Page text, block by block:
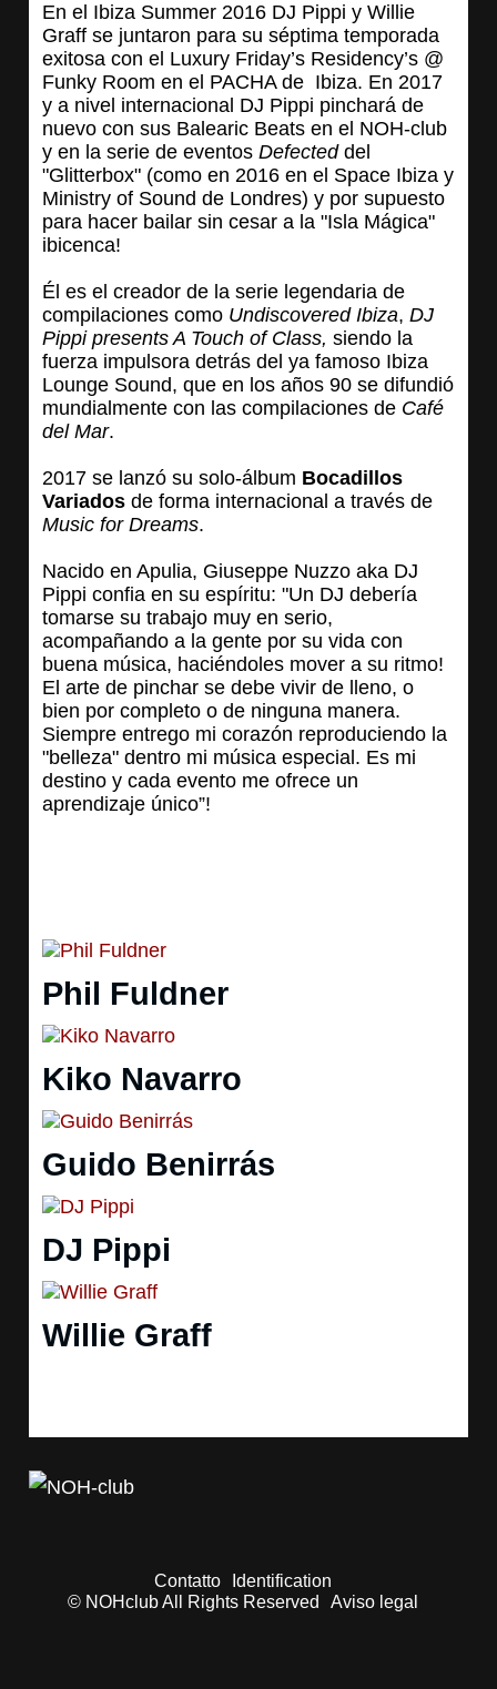
En el Ibiza Summer 2016 DJ Pippi y Willie
Graff se juntaron para su séptima temporada
exitosa con el Luxury Friday’s Residency’s @
Funky Room en el PACHA de Ibiza. En 2017
y a nivel internacional DJ Pippi pinchará de
nuevo con sus Balearic Beats en el NOH-club
y en la serie de eventos Defecteddel
"Glitterbox" (como en 2016 en el Space Ibiza y
Ministry of Sound de Londres) y por supuesto
para hacer bailar sin cesar a la "Isla Mágica"
ibicenca!
Él es el creador de la serie legendaria de
compilaciones como Undiscovered Ibiza, DJ
Pippi presents A Touch of Class, siendo la
fuerza impulsora detrás del ya famoso Ibiza
Lounge Sound, que en los años 90 se difundió
mundialmente con las compilaciones de Café
del Mar.
2017 se lanzó su solo-álbum Bocadillos
Variados de forma internacional a través de
Music for Dreams.
Nacido en Apulia, Giuseppe Nuzzo aka DJ
Pippi confia en su espíritu: "Un DJ debería
tomarse su trabajo muy en serio,
acompañando a la gente por su vida con
buena música, haciéndoles mover a su ritmo!
El arte de pinchar se debe vivir de lleno, o
bien por completo o de ninguna manera.
Siempre entrego mi corazón reproduciendo la
"belleza" dentro mi música especial. Es mi
destino y cada evento me ofrece un
aprendizaje único”!
Phil Fuldner
Kiko Navarro
Guido Benirrás
DJ Pippi
Willie Graff
Contatto
Identification
© NOHclub All Rights Reserved
Aviso legal